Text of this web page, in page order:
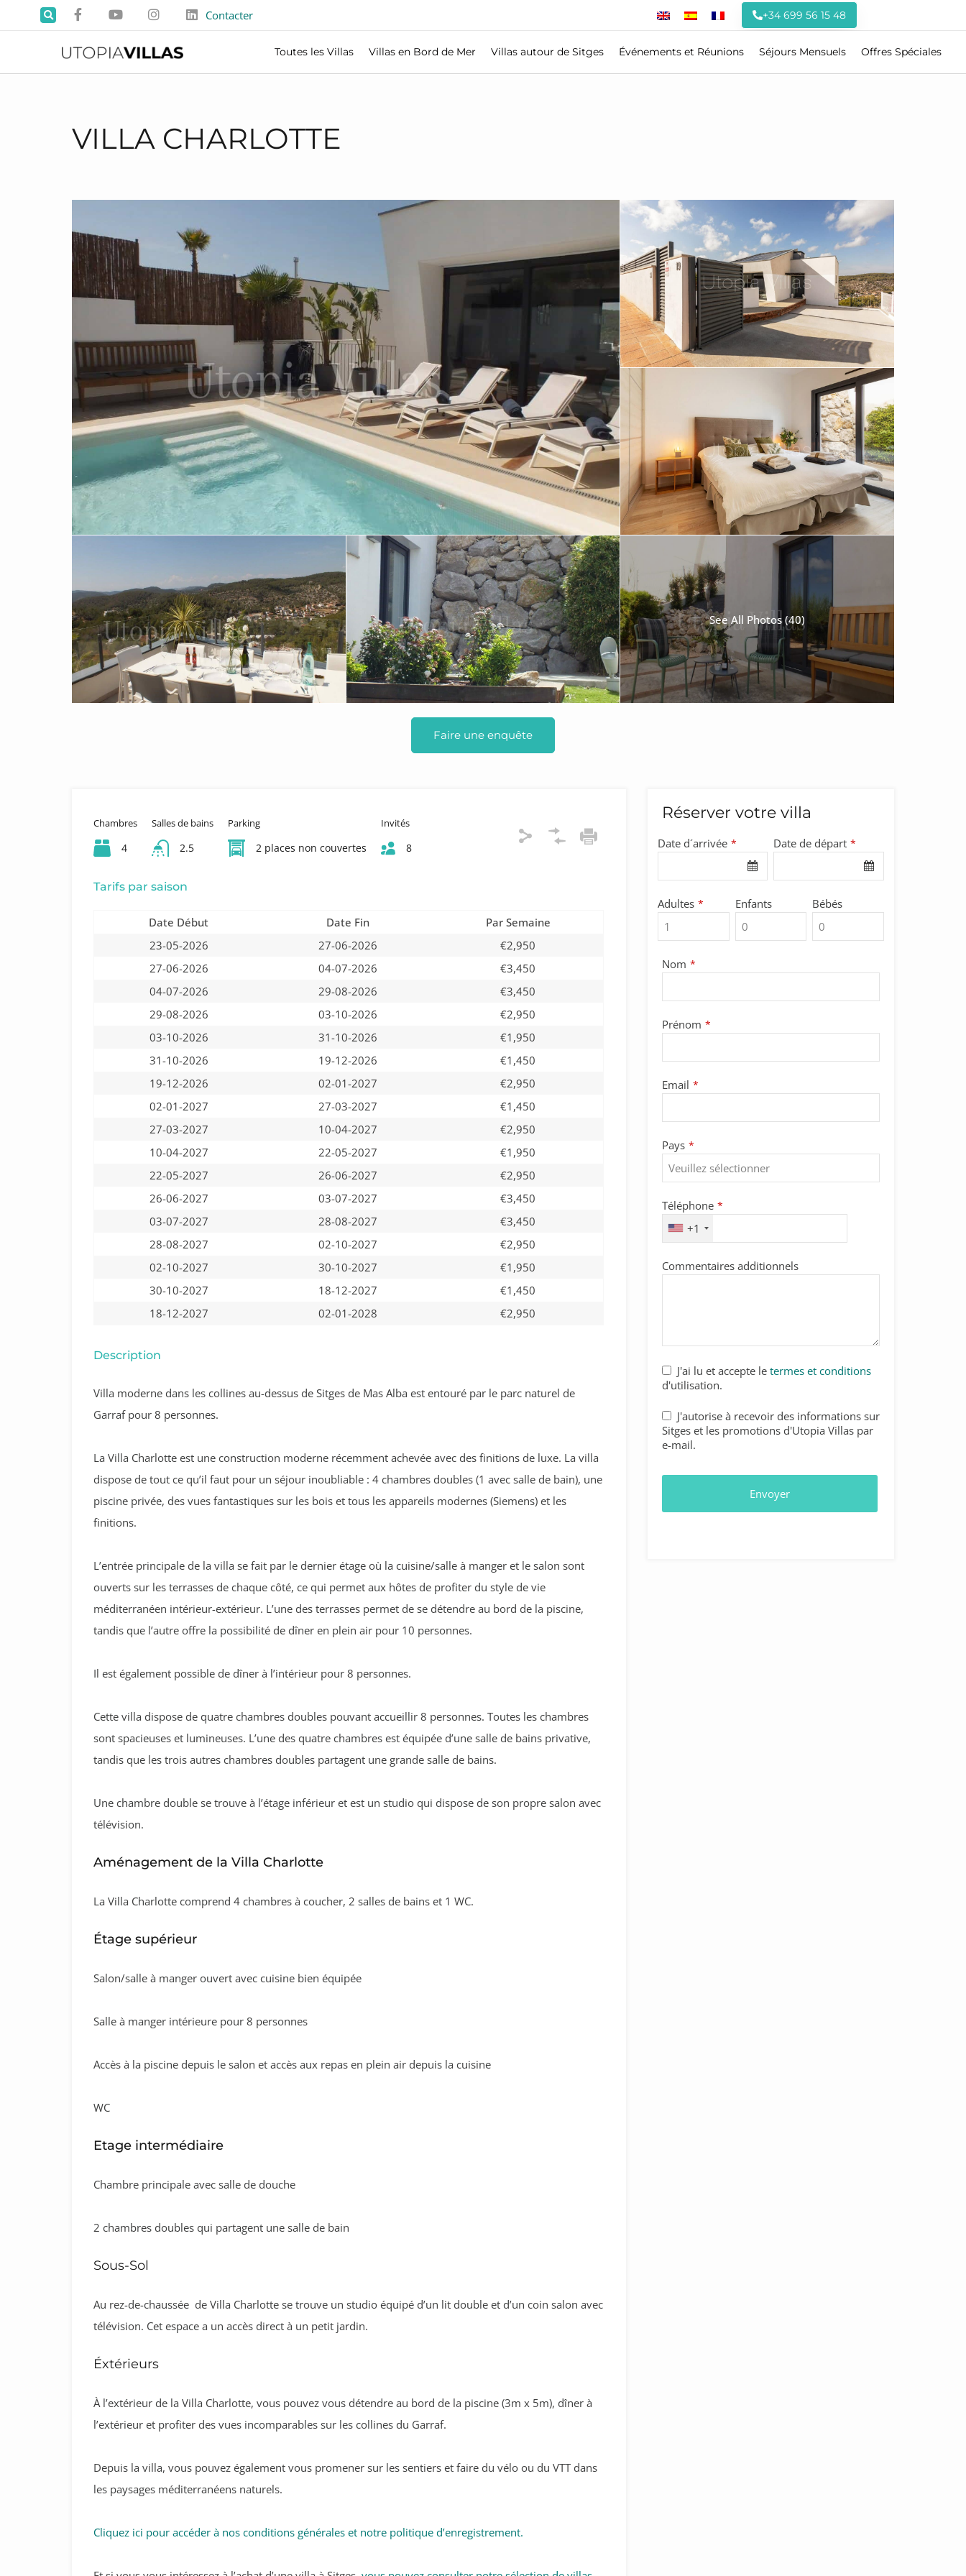
Contacter +34 699 56 15 48
Toutes les Villas Villas en Bord de Mer Villas autour de Sitges Événements et Réunions Séjours Mensuels Offres Spéciales
VILLA CHARLOTTE
See All Photos (40)
Faire une enquête
Chambres
4
Salles de bains
2.5
Parking
2 places non couvertes
Invités
8
Tarifs par saison
Date Début Date Fin
Par Semaine
23-05-2026
27-06-2026
€2,950
27-06-2026
04-07-2026
€3,450
04-07-2026
29-08-2026
€3,450
29-08-2026
03-10-2026
€2,950
03-10-2026
31-10-2026
€1,950
31-10-2026
19-12-2026
€1,450
19-12-2026
02-01-2027
€2,950
02-01-2027
27-03-2027
€1,450
27-03-2027
10-04-2027
€2,950
10-04-2027
22-05-2027
€1,950
22-05-2027
26-06-2027
€2,950
26-06-2027
03-07-2027
€3,450
03-07-2027
28-08-2027
€3,450
28-08-2027
02-10-2027
€2,950
02-10-2027
30-10-2027
€1,950
30-10-2027
18-12-2027
€1,450
18-12-2027
02-01-2028 €2,950
Description
Villa moderne dans les collines au-dessus de Sitges de Mas Alba est entouré par le parc naturel de
Garraf pour 8 personnes.
La Villa Charlotte est une construction moderne récemment achevée avec des finitions de luxe. La villa
dispose de tout ce qu’il faut pour un séjour inoubliable : 4 chambres doubles (1 avec salle de bain), une
piscine privée, des vues fantastiques sur les bois et tous les appareils modernes (Siemens) et les
finitions.
L’entrée principale de la villa se fait par le dernier étage où la cuisine/salle à manger et le salon sont
ouverts sur les terrasses de chaque côté, ce qui permet aux hôtes de profiter du style de vie
méditerranéen intérieur-extérieur. L’une des terrasses permet de se détendre au bord de la piscine,
tandis que l’autre offre la possibilité de dîner en plein air pour 10 personnes.
Il est également possible de dîner à l’intérieur pour 8 personnes.
Cette villa dispose de quatre chambres doubles pouvant accueillir 8 personnes. Toutes les chambres
sont spacieuses et lumineuses. L’une des quatre chambres est équipée d’une salle de bains privative,
tandis que les trois autres chambres doubles partagent une grande salle de bains.
Une chambre double se trouve à l’étage inférieur et est un studio qui dispose de son propre salon avec
télévision.
Aménagement de la Villa Charlotte
La Villa Charlotte comprend 4 chambres à coucher, 2 salles de bains et 1 WC.
Étage supérieur
Salon/salle à manger ouvert avec cuisine bien équipée
Salle à manger intérieure pour 8 personnes
Accès à la piscine depuis le salon et accès aux repas en plein air depuis la cuisine
WC
Etage intermédiaire
Chambre principale avec salle de douche
2 chambres doubles qui partagent une salle de bain
Sous-Sol
Au rez-de-chaussée de Villa Charlotte se trouve un studio équipé d’un lit double et d’un coin salon avec
télévision. Cet espace a un accès direct à un petit jardin.
Éxtérieurs
À l’extérieur de la Villa Charlotte, vous pouvez vous détendre au bord de la piscine (3m x 5m), dîner à
l’extérieur et profiter des vues incomparables sur les collines du Garraf.
Depuis la villa, vous pouvez également vous promener sur les sentiers et faire du vélo ou du VTT dans
les paysages méditerranéens naturels.
Cliquez ici pour accéder à nos conditions générales et notre politique d’enregistrement.
Réserver votre villa
Date d´arrivée * Date de départ *
Adultes * Enfants Bébés
Nom *
Prénom *
Email *
Pays *
Téléphone *
+1
Commentaires additionnels
J'ai lu et accepte le termes et conditions
d'utilisation.
Email *
J'autorise à recevoir des informations sur
Sitges et les promotions d'Utopia Villas par
e-mail.
Envoyer